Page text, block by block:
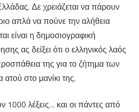
Δε χρειάζεται να πάρουν
απλά να πούνε την αλήθεια
είναι η δημοσιογραφική
ας δείξει ότι ο ελληνικός λαός
της για το ζήτημα των
στο μανίκι της.
1000 λέξεις… και οι πάντες από